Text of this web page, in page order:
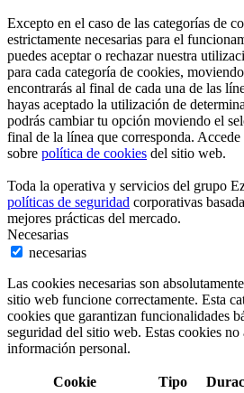
Excepto en el caso de las categorías de
estrictamente necesarias para el
puedes aceptar o rechazar nuestra
para cada categoría de cookies,
encontrarás al final de cada una de las
hayas aceptado la utilización de
podrás cambiar tu opción moviendo el
final de la línea que corresponda.
sobre política de cookies del sitio web.
Toda la operativa y servicios del grupo
políticas de seguridad corporativas
mejores prácticas del mercado.
Necesarias
necesarias
Las cookies necesarias son
sitio web funcione correctamente. Esta
cookies que garantizan funcionalidades
seguridad del sitio web. Estas cookies no
información personal.
Cookie Tipo